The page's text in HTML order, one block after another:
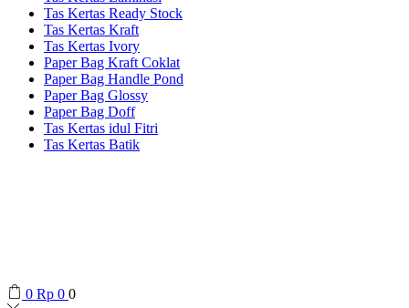
Tas Kertas Ready Stock
Tas Kertas Kraft
Tas Kertas Ivory
Paper Bag Kraft Coklat
Paper Bag Handle Pond
Paper Bag Glossy
Paper Bag Doff
Tas Kertas idul Fitri
Tas Kertas Batik
0 Rp 0 0